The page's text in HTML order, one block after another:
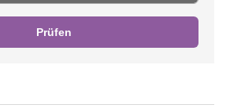
Prüfen